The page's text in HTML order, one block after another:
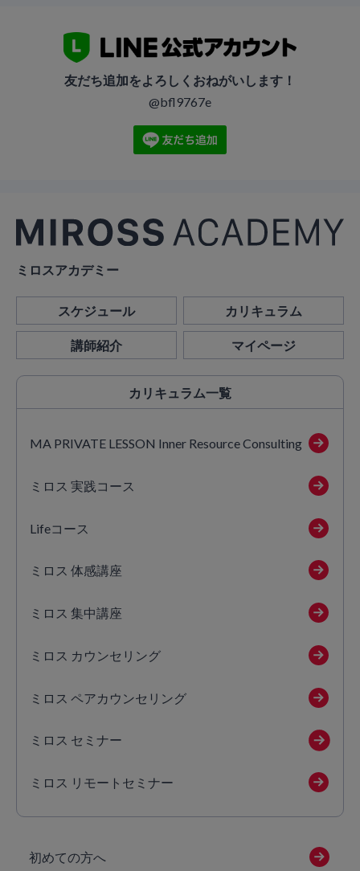
友だち追加をよろしくおねがいします！
@bfl9767e
ミロスアカデミー
スケジュール カリキュラム
講師紹介 マイページ
カリキュラム一覧
MA PRIVATE LESSON Inner Resource Consulting
ミロス 実践コース
Lifeコース
ミロス 体感講座
ミロス 集中講座
ミロス カウンセリング
ミロス ペアカウンセリング
ミロス セミナー
ミロス リモートセミナー
初めての方へ